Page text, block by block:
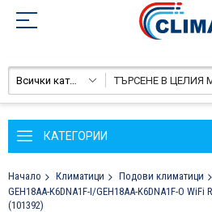
Всички категории
КАТЕГОРИИ
Начало Климатици Подови климатици
GEH18AA-K6DNA1F-I/GEH18AA-K6DNA1F-O WiFi
(101392)